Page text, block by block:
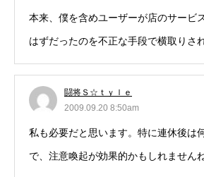
本来、僕を含めユーザーが店のサービ
はずだったのを不正な手段で横取りさ
闘将Ｓ☆ｔｙｌｅ
2009.09.20 8:50am
私も必要だと思います。特に連休後は
で、注意喚起が効果的かもしれませんね